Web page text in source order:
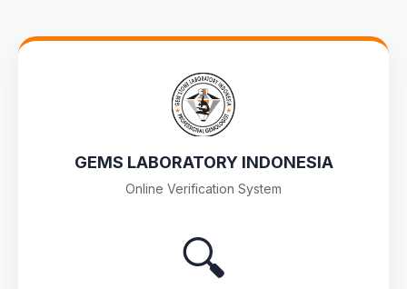
GEMS LABORATORY INDONESIA
Online Verification System
🔍